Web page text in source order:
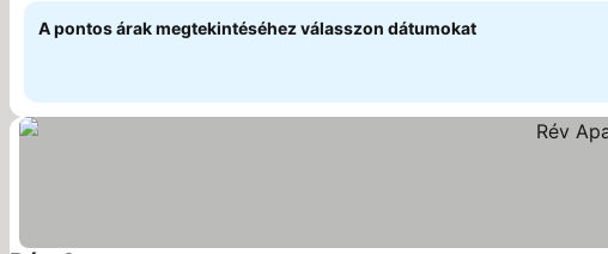
A pontos árak megtekintéséhez válasszon dátumokat